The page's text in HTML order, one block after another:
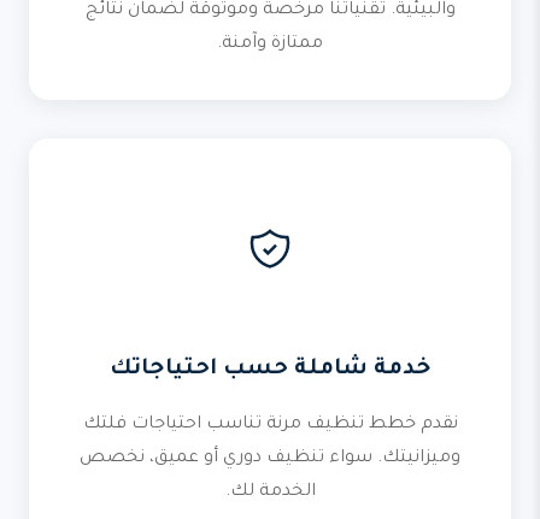
والبيئية. تقنياتنا مرخصة وموثوقة لضمان نتائج
ممتازة وآمنة.
خدمة شاملة حسب احتياجاتك
نقدم خطط تنظيف مرنة تناسب احتياجات فلتك
وميزانيتك. سواء تنظيف دوري أو عميق، نخصص
الخدمة لك.